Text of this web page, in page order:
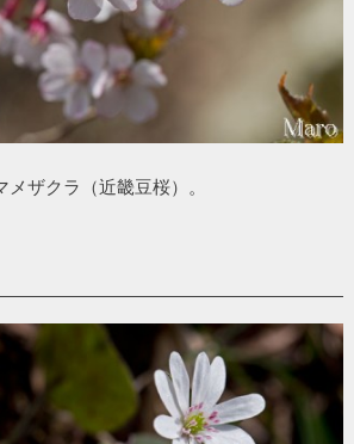
ザクラ（近畿豆桜）。